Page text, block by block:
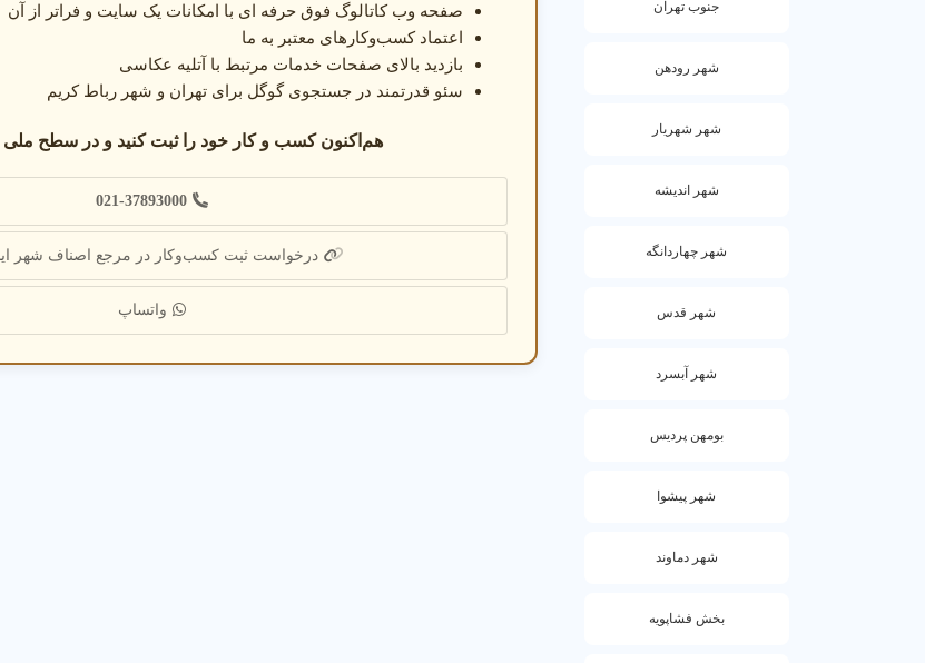
جنوب تهران
شهر رودهن
شهر شهریار
شهر اندیشه
شهر چهاردانگه
شهر قدس
شهر آبسرد
بومهن پردیس
شهر پیشوا
شهر دماوند
بخش فشاپویه
صفحه وب کاتالوگ فوق حرفه ای با امکانات یک سایت و فراتر از آن
اعتماد کسب‌وکارهای معتبر به ما
بازدید بالای صفحات خدمات مرتبط با آتلیه عکاسی
سئو قدرتمند در جستجوی گوگل برای تهران و شهر رباط کریم
هم‌اکنون کسب و کار خود را ثبت کنید و در سطح ملی
021-37893000
درخواست ثبت کسب‌وکار در مرجع اصناف شهر
واتساپ